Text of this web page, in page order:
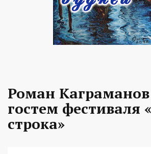
Роман Каграманов
гостем фестиваля
строка»